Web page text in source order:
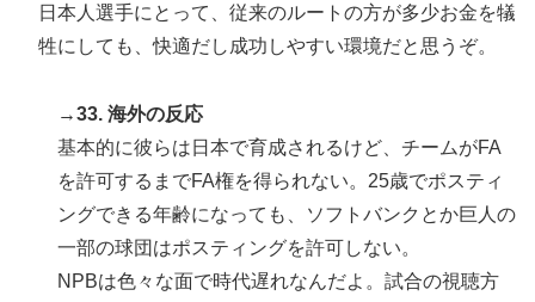
日本人選手にとって、従来のルートの方が多少お金を犠
牲にしても、快適だし成功しやすい環境だと思うぞ。
→33. 海外の反応
基本的に彼らは日本で育成されるけど、チームがFA
を許可するまでFA権を得られない。25歳でポスティ
ングできる年齢になっても、ソフトバンクとか巨人の
一部の球団はポスティングを許可しない。
NPBは色々な面で時代遅れなんだよ。試合の視聴方